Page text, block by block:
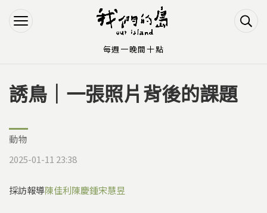
Jump to Navigation
Jump to Main content
您在這裡
誘鳥｜一張照片背後的課題
動物
2025-01-11 23:38
採訪報導陳佳利陳慶鍾宋慧昱
每週一晚間十點